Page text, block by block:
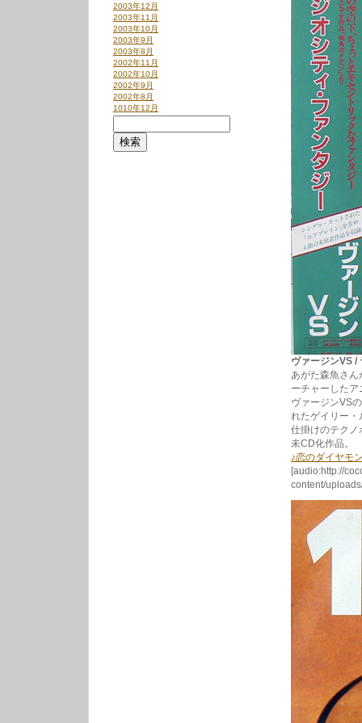
ヴァージンVS /
あがた森魚さ
ーチャーした
ヴァージンVS
れたゲイリー・
仕掛けのテクノ
未CD化作品。
♪恋のダイヤモ
[audio:http://
content/
2003年12月
2003年11月
2003年10月
2003年9月
2003年8月
2002年11月
2002年10月
2002年9月
2002年8月
1010年12月